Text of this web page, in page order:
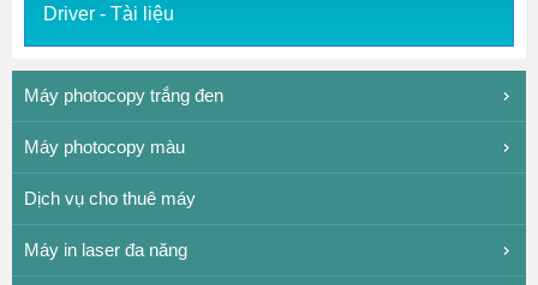
Driver - Tài liệu
Máy photocopy trắng đen
Máy photocopy màu
Dịch vụ cho thuê máy
Máy in laser đa năng